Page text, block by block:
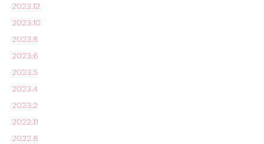
2023.12
2023.10
2023.8
2023.6
2023.5
2023.4
2023.2
2022.11
2022.8